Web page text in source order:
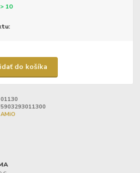
10
do košíka
01130
5903293011300
AMiO